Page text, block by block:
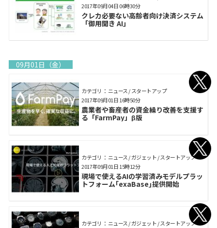
クレカ必要ない高齢者向け決済システム
「御用聞き AI」
2017年09月04日 06時30分
09月01日（金）
カテゴリ： ニュース / スタートアップ
農業者や畜産者の資金繰り改善を支援す
る「FarmPay」β版
2017年09月01日 16時50分
カテゴリ： ニュース / ガジェット / スタートアップ
現場で使えるAIの学習済みモデルプラッ
トフォーム｢exaBase｣提供開始
2017年09月01日 15時12分
カテゴリ： ニュース / ガジェット / スタートアップ